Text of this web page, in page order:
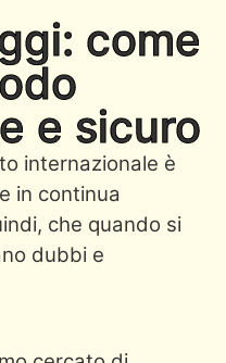
come
e sicuro
internazionale è
in continua
che quando si
dubbi e